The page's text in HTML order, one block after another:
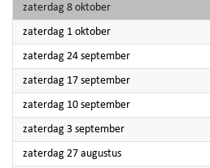
zaterdag 8 oktober2022
zaterdag 1 oktober2022
zaterdag 24 september2022
zaterdag 17 september2022
zaterdag 10 september2022
zaterdag 3 september2022
zaterdag 27 augustus2022